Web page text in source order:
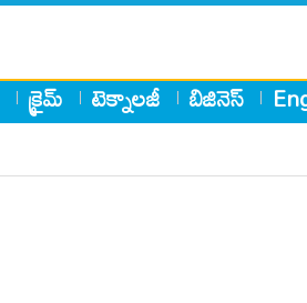
క్రైమ్ టెక్నాలజీ బిజినెస్